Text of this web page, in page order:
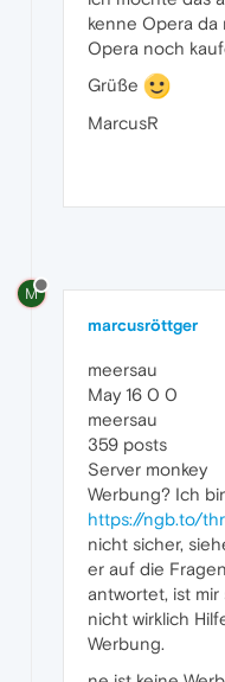
kenne Opera da
Opera noch
Grüße
MarcusR
M
marcusröttger
meersau
May 16 0 0
meersau
359 posts
Server monkey
Werbung? Ich
https://ngb.to/
nicht sicher,
er auf die
antwortet, ist
nicht wirklich
Werbung.